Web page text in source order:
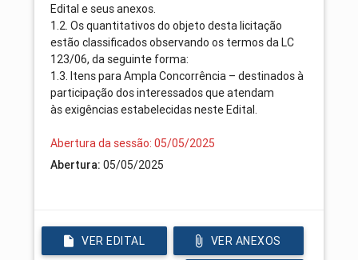
Edital e seus anexos.
1.2. Os quantitativos do objeto desta licitação
estão classificados observando os termos da LC
123/06, da seguinte forma:
1.3. Itens para Ampla Concorrência – destinados à
participação dos interessados que atendam
às exigências estabelecidas neste Edital.
Abertura da sessão: 05/05/2025
Abertura: 05/05/2025
VER EDITAL VER ANEXOS